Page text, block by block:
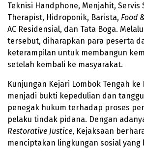
Teknisi Handphone, Menjahit, Servis
Therapist, Hidroponik, Barista, Food
AC Residensial, dan Tata Boga.
tersebut, diharapkan para peserta
keterampilan untuk membangun
setelah kembali ke masyarakat.
Kunjungan Kejari Lombok Tengah ke
menjadi bukti kepedulian dan
penegak hukum terhadap proses
pelaku tindak pidana. Dengan
Restorative Justice, Kejaksaan
menciptakan lingkungan sosial yang